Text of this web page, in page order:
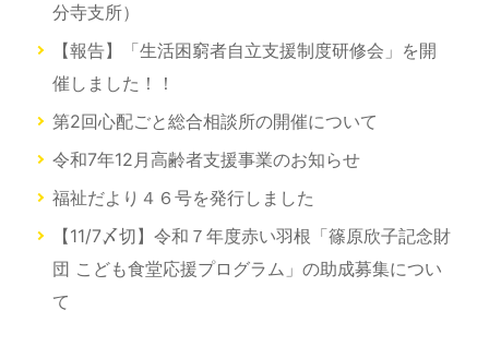
分寺支所）
【報告】「生活困窮者自立支援制度研修会」を開
催しました！！
第2回心配ごと総合相談所の開催について
令和7年12月高齢者支援事業のお知らせ
福祉だより４６号を発行しました
【11/7〆切】令和７年度赤い羽根「篠原欣子記念財
団 こども食堂応援プログラム」の助成募集につい
て